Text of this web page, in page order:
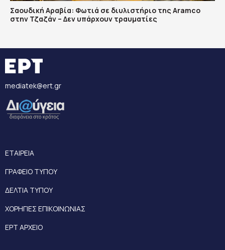
Σαουδική Αραβία: Φωτιά σε διυλιστήριο της Aramco
στην Τζαζάν – Δεν υπάρχουν τραυματίες
mediatek@ert.gr
ΕΤΑΙΡΕΙΑ
ΓΡΑΦΕΙΟ ΤΥΠΟΥ
ΔΕΛΤΙΑ ΤΥΠΟΥ
ΧΟΡΗΓΙΕΣ ΕΠΙΚΟΙΝΩΝΙΑΣ
ΕΡΤ ΑΡΧΕΙΟ